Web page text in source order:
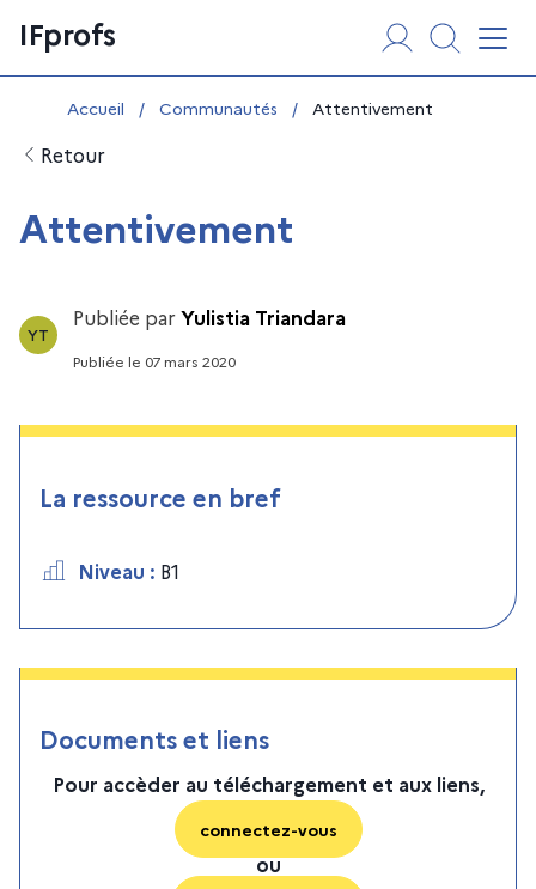
au
contenu
IFprofs
Vous êtes ici :
Accueil / Communautés / Attentivement
Retour
Attentivement
YT
Publiée parYulistia Triandara
Publiée le 07 mars 2020
La ressource en bref
Niveau : B1
Documents et liens
Pour accèder au téléchargement et aux liens,
connectez-vous
ou